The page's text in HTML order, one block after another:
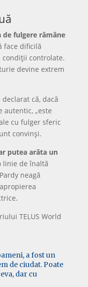
de fulgere rămâne
face dificilă
condiții controlate.
devine extrem
că, dacă
„este
cu fulger sferic
convinși.
putea arăta un
linie de înaltă
neagă
TELUS World
a fost un
de ciudat. Poate
dar cu